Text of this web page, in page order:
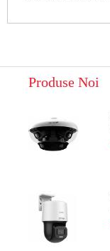
Produse Noi